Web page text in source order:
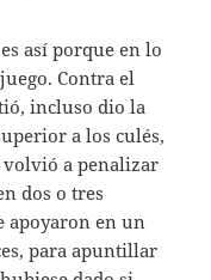
así porque en lo
Contra el
incluso dio la
a los culés,
volvió a penalizar
dos o tres
apoyaron en un
para apuntillar